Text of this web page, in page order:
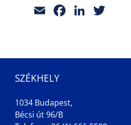
EmailFacebook
SZÉKHELY
1034 Budapest,
Bécsi út 96/B